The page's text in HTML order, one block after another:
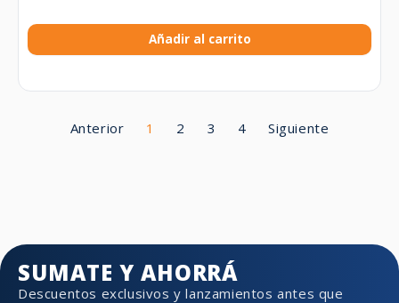
Añadir al carrito
Anterior 1 2 3 4 Siguiente
SUMATE Y AHORRÁ
Descuentos exclusivos y lanzamientos antes que